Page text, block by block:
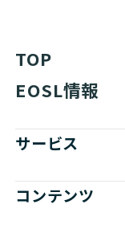
TOP
EOSL情報
サービス
コンテンツ